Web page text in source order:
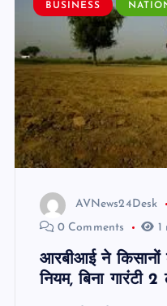
BUSINESS
AVNews24Desk
0 Comments
1
आरबीआई ने
नियम, बिना गारंटी